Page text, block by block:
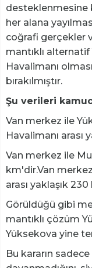
desteklenmesine
her alana
coğrafi gerçekler
mantıklı
Havalimanı
bırakılmıştır.
Şu verileri
Van merkez ile
Havalimanı arası
Van merkez ile
km'dir.Van
arası yaklaşık
Görüldüğü gibi
mantıklı çözüm
Yüksekova yine
Bu kararın